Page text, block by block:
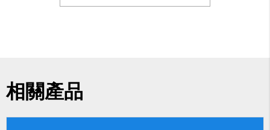
相關產品